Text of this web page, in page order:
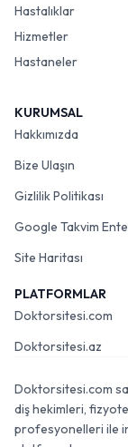
Hastalıklar
Hizmetler
Hastaneler
KURUMSAL
Hakkımızda
Bize Ulaşın
Gizlilik Politikası
Google Takvim
Site Haritası
PLATFORMLAR
Doktorsitesi.com
Doktorsitesi.az
Doktorsitesi.com
diş hekimleri,
profesyonelleri ile